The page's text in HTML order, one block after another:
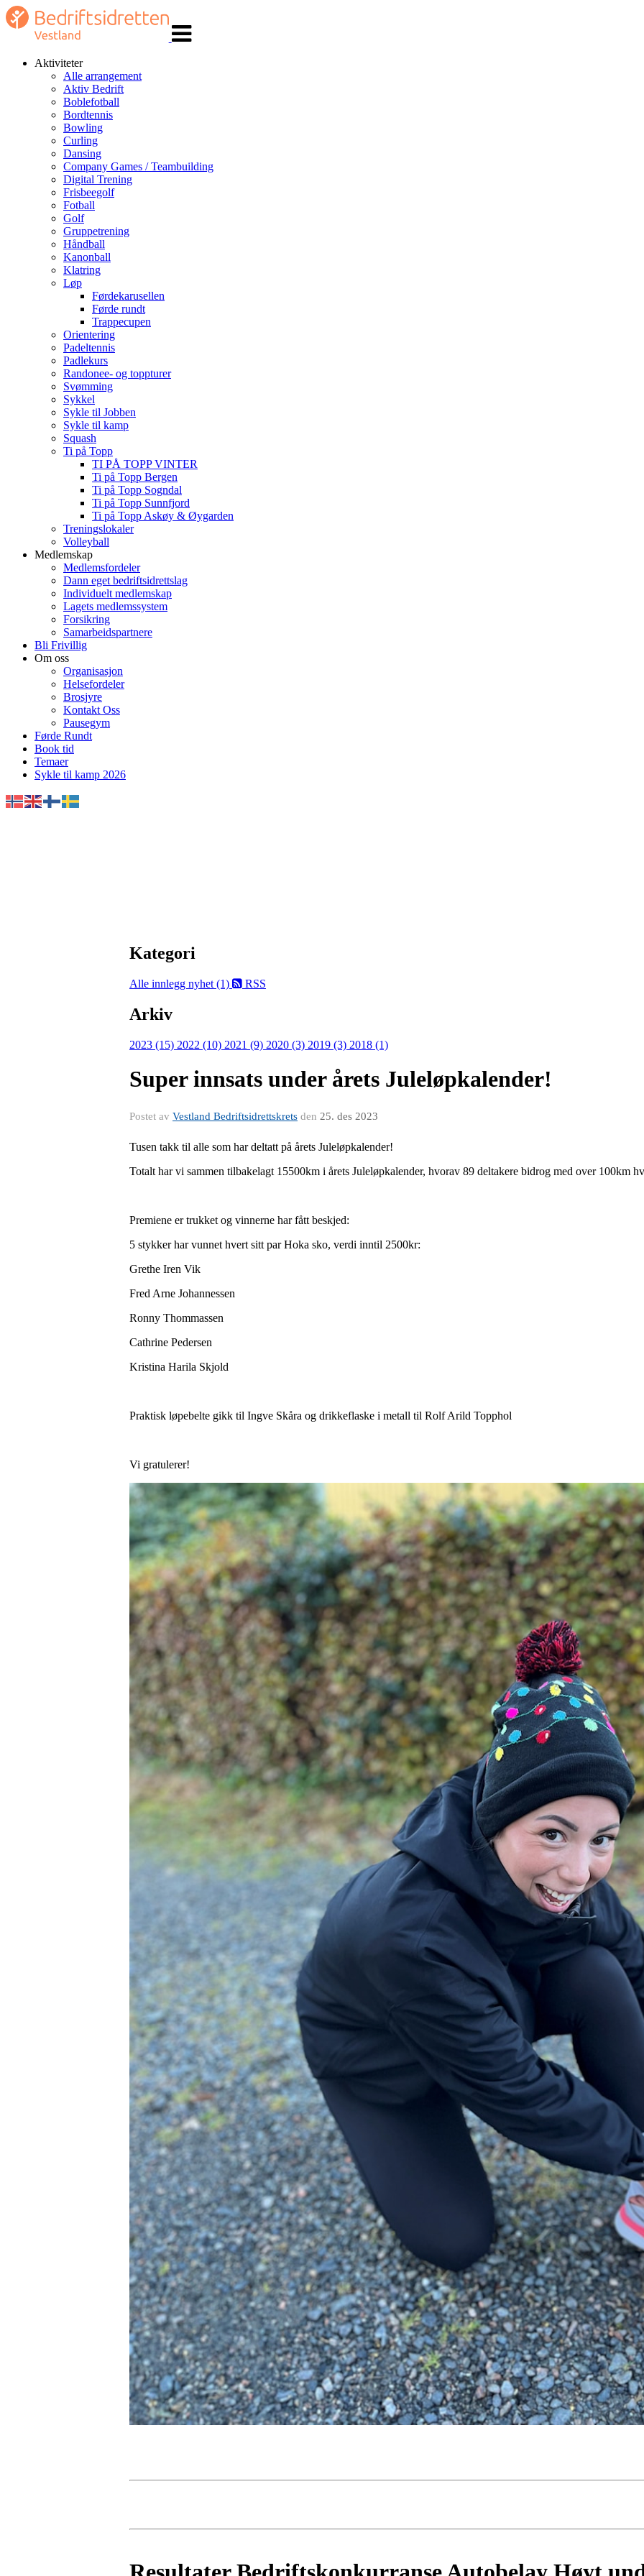
navigasjon
Aktiviteter
Alle arrangement
Aktiv Bedrift
Boblefotball
Bordtennis
Bowling
Curling
Dansing
Company Games / Teambuilding
Digital Trening
Frisbeegolf
Fotball
Golf
Gruppetrening
Håndball
Kanonball
Klatring
Løp
Førdekarusellen
Førde rundt
Trappecupen
Orientering
Padeltennis
Padlekurs
Randonee- og toppturer
Svømming
Sykkel
Sykle til Jobben
Sykle til kamp
Squash
Ti på Topp
TI PÅ TOPP VINTER
Ti på Topp Bergen
Ti på Topp Sogndal
Ti på Topp Sunnfjord
Ti på Topp Askøy & Øygarden
Treningslokaler
Volleyball
Medlemskap
Medlemsfordeler
Dann eget bedriftsidrettslag
Individuelt medlemskap
Lagets medlemssystem
Forsikring
Samarbeidspartnere
Bli Frivillig
Om oss
Organisasjon
Helsefordeler
Brosjyre
Kontakt Oss
Pausegym
Førde Rundt
Book tid
Temaer
Sykle til kamp 2026
Kategori
Alle innlegg nyhet (1) RSS
Arkiv
2023 (15) 2022 (10) 2021 (9) 2020 (3) 2019 (3) 2018 (1)
Super innsats under årets Juleløpkalender!
Postet av Vestland Bedriftsidrettskrets den 25. des 2023
Tusen takk til alle som har deltatt på årets Juleløpkalender!
Totalt har vi sammen tilbakelagt 15500km i årets Juleløpkalender, hvorav 89 deltakere bidrog med over 100km
Premiene er trukket og vinnerne har fått beskjed:
5 stykker har vunnet hvert sitt par Hoka sko, verdi inntil 2500kr:
Grethe Iren Vik
Fred Arne Johannessen
Ronny Thommassen
Cathrine Pedersen
Kristina Harila Skjold
Praktisk løpebelte gikk til Ingve Skåra og drikkeflaske i metall til Rolf Arild Topphol
Vi gratulerer!